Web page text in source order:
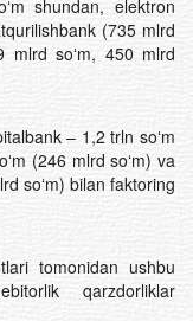
shundan, elektron
(735 mlrd
mlrd soʻm, 450 mlrd
– 1,2 trln soʻm
(246 mlrd soʻm) va
soʻm) bilan faktoring
tomonidan ushbu
qarzdorliklar